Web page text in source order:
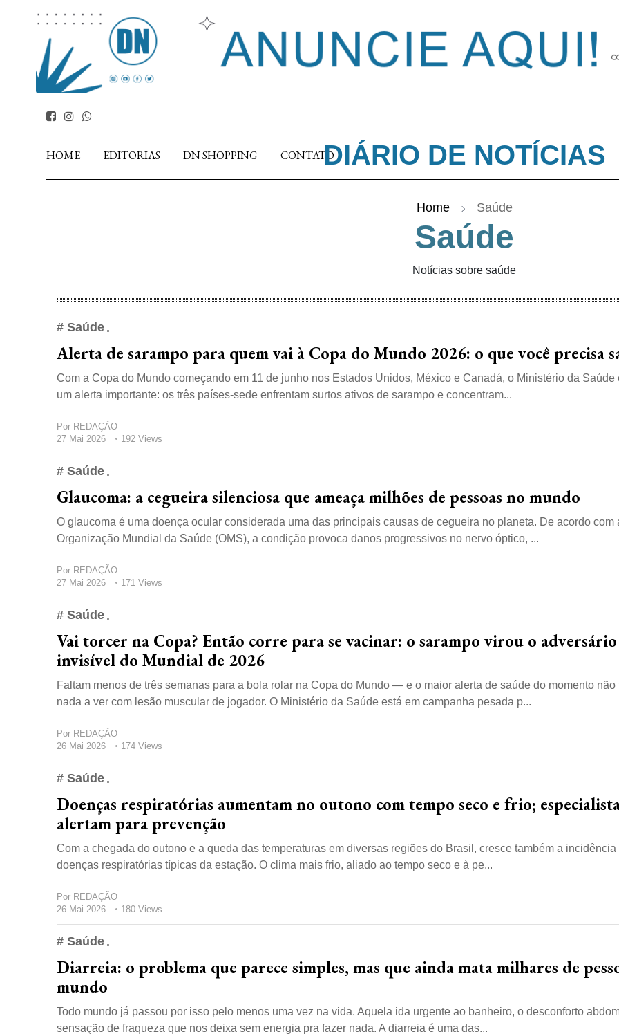
HOME EDITORIAS DN SHOPPING CONTATODIÁRIO DE NOTÍCIAS
Home Saúde
Saúde
Notícias sobre saúde
# Saúde
Alerta de sarampo para quem vai à Copa do Mundo 2026: o que você precisa
Com a Copa do Mundo começando em 11 de junho nos Estados Unidos, México e Canadá, o Ministério da Saúde
um alerta importante: os três países-sede enfrentam surtos ativos de sarampo e concentram...
Por REDAÇÃO
27 Mai 2026
192 Views
# Saúde
Glaucoma: a cegueira silenciosa que ameaça milhões de pessoas no mundo
O glaucoma é uma doença ocular considerada uma das principais causas de cegueira no planeta. De acordo com
Organização Mundial da Saúde (OMS), a condição provoca danos progressivos no nervo óptico, ...
Por REDAÇÃO
27 Mai 2026
171 Views
# Saúde
Vai torcer na Copa? Então corre para se vacinar: o sarampo virou o adversário
invisível do Mundial de 2026
Faltam menos de três semanas para a bola rolar na Copa do Mundo — e o maior alerta de saúde do momento não
nada a ver com lesão muscular de jogador. O Ministério da Saúde está em campanha pesada p...
Por REDAÇÃO
26 Mai 2026
174 Views
# Saúde
Doenças respiratórias aumentam no outono com tempo seco e frio;
alertam para prevenção
Com a chegada do outono e a queda das temperaturas em diversas regiões do Brasil, cresce também a incidência
doenças respiratórias típicas da estação. O clima mais frio, aliado ao tempo seco e à pe...
Por REDAÇÃO
26 Mai 2026
180 Views
# Saúde
Diarreia: o problema que parece simples, mas que ainda mata milhares de
mundo
Todo mundo já passou por isso pelo menos uma vez na vida. Aquela ida urgente ao banheiro, o desconforto
sensação de fraqueza que nos deixa sem energia pra fazer nada. A diarreia é uma das...